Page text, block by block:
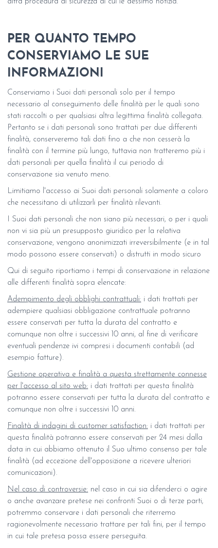
PER QUANTO TEMPO
CONSERVIAMO LE SUE
INFORMAZIONI
Conserviamo i Suoi dati personali solo per il tempo
necessario al conseguimento delle finalità per le quali sono
stati raccolti o per qualsiasi altra legittima finalità collegata.
Pertanto se i dati personali sono trattati per due differenti
finalità, conserveremo tali dati fino a che non cesserà la
finalità con il termine più lungo, tuttavia non tratteremo più i
dati personali per quella finalità il cui periodo di
conservazione sia venuto meno.
Limitiamo l'accesso ai Suoi dati personali solamente a coloro
che necessitano di utilizzarli per finalità rilevanti.
I Suoi dati personali che non siano più necessari, o per i quali
non vi sia più un presupposto giuridico per la relativa
conservazione, vengono anonimizzati irreversibilmente (e in tal
modo possono essere conservati) o distrutti in modo sicuro
Qui di seguito riportiamo i tempi di conservazione in relazione
alle differenti finalità sopra elencate:
Adempimento degli obblighi contrattuali: i dati trattati per
adempiere qualsiasi obbligazione contrattuale potranno
essere conservati per tutta la durata del contratto e
comunque non oltre i successivi 10 anni, al fine di verificare
eventuali pendenze ivi compresi i documenti contabili (ad
esempio fatture).
Gestione operativa e finalità a questa strettamente connesse
per l'accesso al sito web: i dati trattati per questa finalità
potranno essere conservati per tutta la durata del contratto e
comunque non oltre i successivi 10 anni.
Finalità di indagini di customer satisfaction: i dati trattati per
questa finalità potranno essere conservati per 24 mesi dalla
data in cui abbiamo ottenuto il Suo ultimo consenso per tale
finalità (ad eccezione dell'opposizione a ricevere ulteriori
comunicazioni).
Nel caso di controversie: nel caso in cui sia difenderci o agire
o anche avanzare pretese nei confronti Suoi o di terze parti,
potremmo conservare i dati personali che riterremo
ragionevolmente necessario trattare per tali fini, per il tempo
in cui tale pretesa possa essere perseguita.